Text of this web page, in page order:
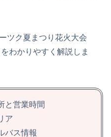
ツク夏まつり花火大会
わかりやすく解説しま
と営業時間
ア
バス情報